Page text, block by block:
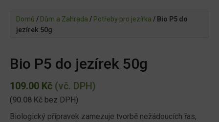
Domů / Dům a Zahrada / Potřeby pro jezírka / Bio P5 do
jezírek 50g
Bio P5 do jezírek 50g
109.00 Kč (vč. DPH)
(90.08 Kč bez DPH)
Biologický přípravek zamezuje tvorbě nežádoucích řas,